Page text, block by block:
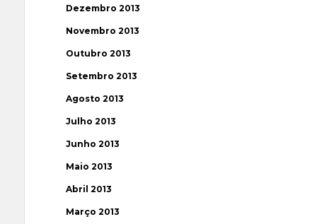
Dezembro 2013
Novembro 2013
Outubro 2013
Setembro 2013
Agosto 2013
Julho 2013
Junho 2013
Maio 2013
Abril 2013
Março 2013